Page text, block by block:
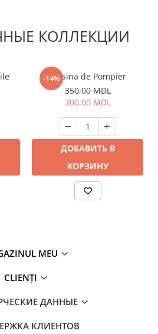
КОЛЛЕКЦИИ
-14%
Masina de Pompier
350,00 MDL
300,00 MDL
ДОБАВИТЬ В
КОРЗИНУ
MEU
CLIENȚI
ДАННЫЕ
КЛИЕНТОВ